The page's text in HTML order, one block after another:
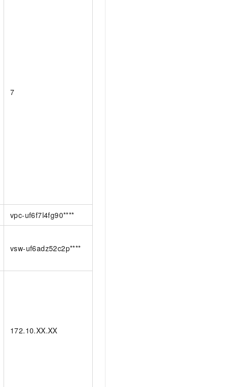
7
vpc-uf6f7l4fg90****
vsw-uf6adz52c2p****
172.10.XX.XX